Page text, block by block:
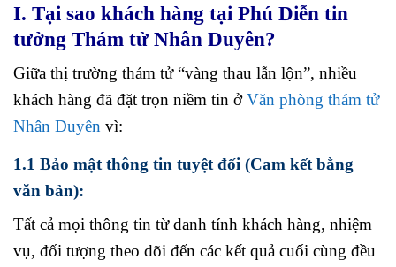
I. Tại sao khách hàng tại Phú Diễn tin
tưởng Thám tử Nhân Duyên?
Giữa thị trường thám tử “vàng thau lẫn lộn”, nhiều
khách hàng đã đặt trọn niềm tin ởVăn phòng thám tử
Nhân Duyên vì:
1.1 Bảo mật thông tin tuyệt đối (Cam kết bằng
văn bản):
Tất cả mọi thông tin từ danh tính khách hàng, nhiệm
vụ, đối tượng theo dõi đến các kết quả cuối cùng đều